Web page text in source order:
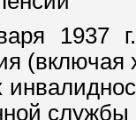
1937